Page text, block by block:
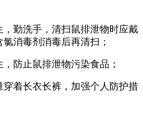
勤洗手，清扫鼠排泄物时应戴
消毒剂消毒后再清扫；
防止鼠排泄物污染食品；
着长衣长裤，加强个人防护措